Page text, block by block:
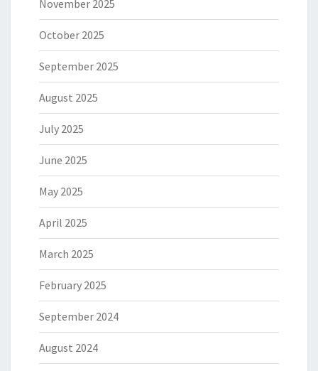
November 2025
October 2025
September 2025
August 2025
July 2025
June 2025
May 2025
April 2025
March 2025
February 2025
September 2024
August 2024